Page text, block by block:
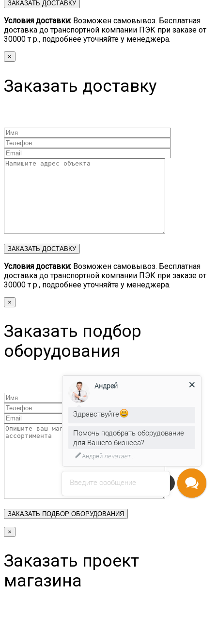
Условия доставки: Возможен самовывоз. Бесплатная
доставка до транспортной компании ПЭК при заказе от
30000 т р., подробнее уточняйте у менеджера.
×
Заказать доставку
Условия доставки: Возможен самовывоз. Бесплатная
доставка до транспортной компании ПЭК при заказе от
30000 т р., подробнее уточняйте у менеджера.
×
Заказать подбор
оборудования
×
Заказать проект
магазина
Напишите нам
Введите сообщение
Андрей
Здравствуйте
Помочь подобрать оборудование
для Вашего бизнеса?
Андрейпечатает...